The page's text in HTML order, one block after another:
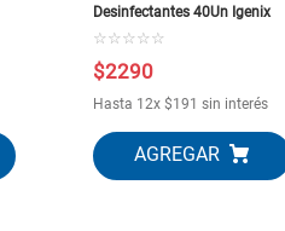
Desinfectantes 40Un Igenix
☆ ☆ ☆ ☆ ☆
$2290
Hasta 12x $191 sin interés